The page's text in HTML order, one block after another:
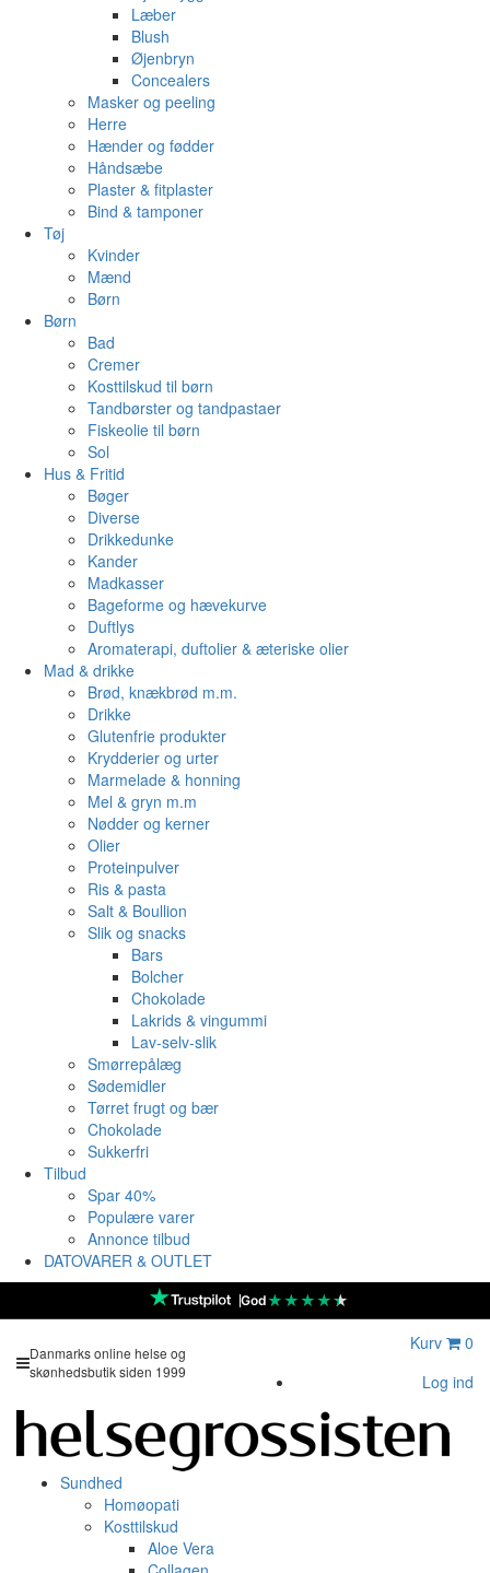
Læber
Blush
Øjenbryn
Concealers
Masker og peeling
Herre
Hænder og fødder
Håndsæbe
Plaster & fitplaster
Bind & tamponer
Tøj
Kvinder
Mænd
Børn
Børn
Bad
Cremer
Kosttilskud til børn
Tandbørster og tandpastaer
Fiskeolie til børn
Sol
Hus & Fritid
Bøger
Diverse
Drikkedunke
Kander
Madkasser
Bageforme og hævekurve
Duftlys
Aromaterapi, duftolier & æteriske olier
Mad & drikke
Brød, knækbrød m.m.
Drikke
Glutenfrie produkter
Krydderier og urter
Marmelade & honning
Mel & gryn m.m
Nødder og kerner
Olier
Proteinpulver
Ris & pasta
Salt & Boullion
Slik og snacks
Bars
Bolcher
Chokolade
Lakrids & vingummi
Lav-selv-slik
Smørrepålæg
Sødemidler
Tørret frugt og bær
Chokolade
Sukkerfri
Tilbud
Spar 40%
Populære varer
Annonce tilbud
DATOVARER & OUTLET
God★★★★★
Danmarks online helse og
skønhedsbutik siden 1999
Kurv
0
Log ind
Sundhed
Homøopati
Kosttilskud
Aloe Vera